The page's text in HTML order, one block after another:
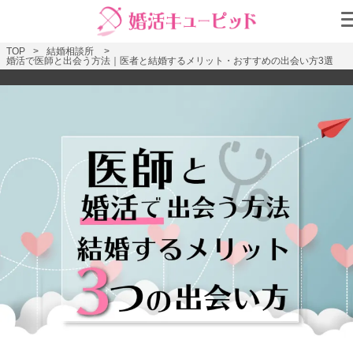
TOP
結婚相談所
婚活で医師と出会う方法｜医者と結婚するメリット・おすすめの出会い方3選